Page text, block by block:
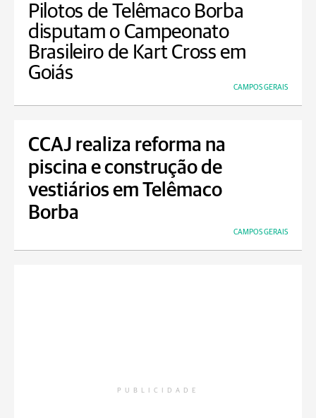
Pilotos de Telêmaco Borba
disputam o Campeonato
Brasileiro de Kart Cross em
Goiás
CAMPOS GERAIS
CCAJ realiza reforma na
piscina e construção de
vestiários em Telêmaco
Borba
CAMPOS GERAIS
PUBLICIDADE